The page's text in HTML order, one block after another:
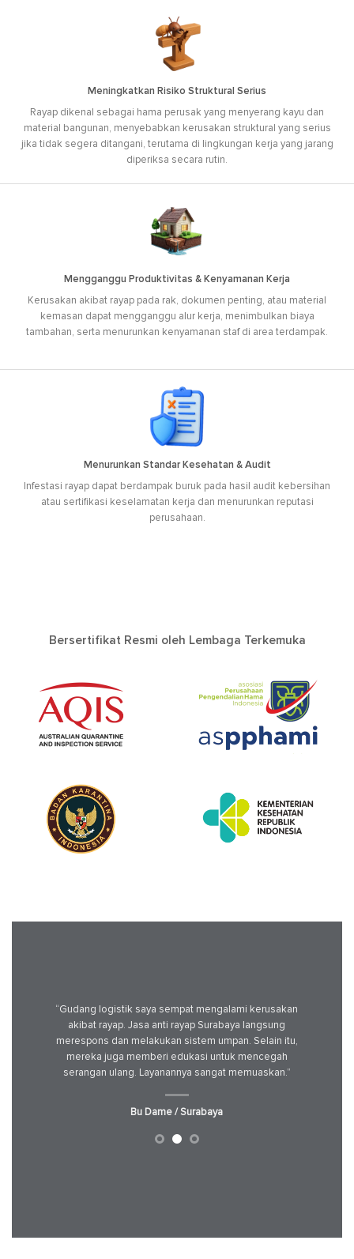
Meningkatkan Risiko Struktural Serius
Rayap dikenal sebagai hama perusak yang menyerang kayu dan
material bangunan, menyebabkan kerusakan struktural yang serius
jika tidak segera ditangani, terutama di lingkungan kerja yang jarang
diperiksa secara rutin.
Mengganggu Produktivitas & Kenyamanan Kerja
Kerusakan akibat rayap pada rak, dokumen penting, atau material
kemasan dapat mengganggu alur kerja, menimbulkan biaya
tambahan, serta menurunkan kenyamanan staf di area terdampak.
Menurunkan Standar Kesehatan & Audit
Infestasi rayap dapat berdampak buruk pada hasil audit kebersihan
atau sertifikasi keselamatan kerja dan menurunkan reputasi
perusahaan.
Bersertifikat Resmi oleh Lembaga Terkemuka
“Gudang logistik saya sempat mengalami kerusakan
akibat rayap. Jasa anti rayap Surabaya langsung
merespons dan melakukan sistem umpan. Selain itu,
mereka juga memberi edukasi untuk mencegah
serangan ulang. Layanannya sangat memuaskan.”
Bu Dame / Surabaya